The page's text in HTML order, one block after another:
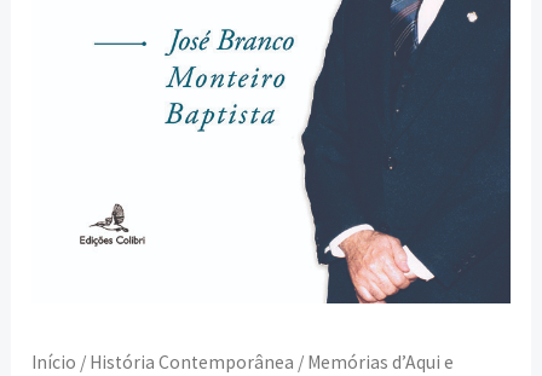
Início / História Contemporânea / Memórias d’Aqui e